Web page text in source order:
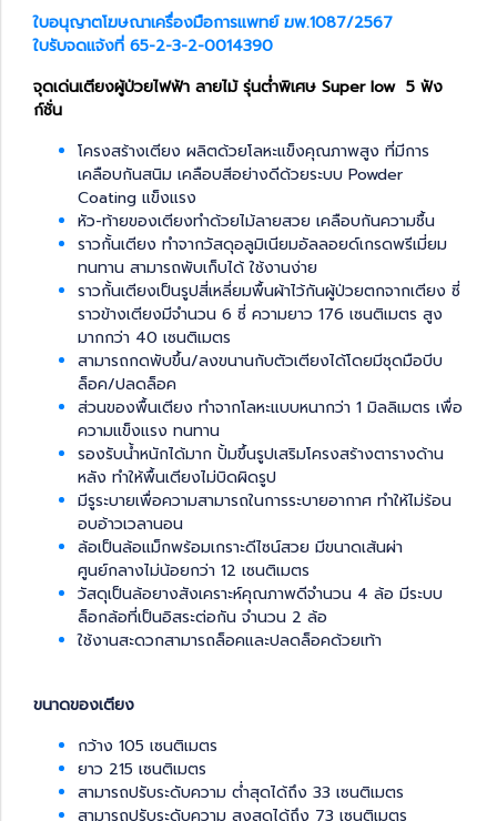
ใบอนุญาตโฆษณาเครื่องมือการแพทย์ ฆพ.1087/2567
ใบรับจดแจ้งที่ 65-2-3-2-0014390
จุดเด่นเตียงผู้ป่วยไฟฟ้า ลายไม้ รุ่นต่ำพิเศษ Super low 5 ฟัง
ก์ชั่น
โครงสร้างเตียง ผลิตด้วยโลหะแข็งคุณภาพสูง ที่มีการ
เคลือบกันสนิม เคลือบสีอย่างดีด้วยระบบ Powder
Coating แข็งแรง
หัว-ท้ายของเตียงทำด้วยไม้ลายสวย เคลือบกันความชื้น
ราวกั้นเตียง ทำจากวัสดุอลูมิเนียมอัลลอยด์เกรดพรีเมี่ยม
ทนทาน สามารถพับเก็บได้ ใช้งานง่าย
ราวกั้นเตียงเป็นรูปสี่เหลี่ยมพื้นผ้าไว้กันผู้ป่วยตกจากเตียง ซี่
ราวข้างเตียงมีจำนวน 6 ซี่ ความยาว 176 เซนติเมตร สูง
มากกว่า 40 เซนติเมตร
สามารถกดพับขึ้น/ลงขนานกับตัวเตียงได้โดยมีชุดมือบีบ
ล็อค/ปลดล็อค
ส่วนของพื้นเตียง ทำจากโลหะแบบหนากว่า 1 มิลลิเมตร เพื่อ
ความแข็งแรง ทนทาน
รองรับน้ำหนักได้มาก ปั้มขึ้นรูปเสริมโครงสร้างตารางด้าน
หลัง ทำให้พื้นเตียงไม่บิดผิดรูป
มีรูระบายเพื่อความสามารถในการระบายอากาศ ทำให้ไม่ร้อน
อบอ้าวเวลานอน
ล้อเป็นล้อแม็กพร้อมเกราะดีไซน์สวย มีขนาดเส้นผ่า
ศูนย์กลางไม่น้อยกว่า 12 เซนติเมตร
วัสดุเป็นล้อยางสังเคราะห์คุณภาพดีจำนวน 4 ล้อ มีระบบ
ล็อกล้อที่เป็นอิสระต่อกัน จำนวน 2 ล้อ
ใช้งานสะดวกสามารถล็อคและปลดล็อคด้วยเท้า
ขนาดของเตียง
กว้าง 105 เซนติเมตร
ยาว 215 เซนติเมตร
สามารถปรับระดับความ ต่ำสุดได้ถึง 33 เซนติเมตร
สามารถปรับระดับความ สูงสุดได้ถึง 73 เซนติเมตร